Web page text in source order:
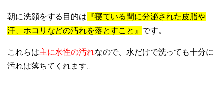
朝に洗顔をする目的は 『寝ている間に分泌された皮脂や
汗、ホコリなどの汚れを落とすこと』 です。
これらは主に水性の汚れなので、水だけで洗っても十分に
汚れは落ちてくれます。